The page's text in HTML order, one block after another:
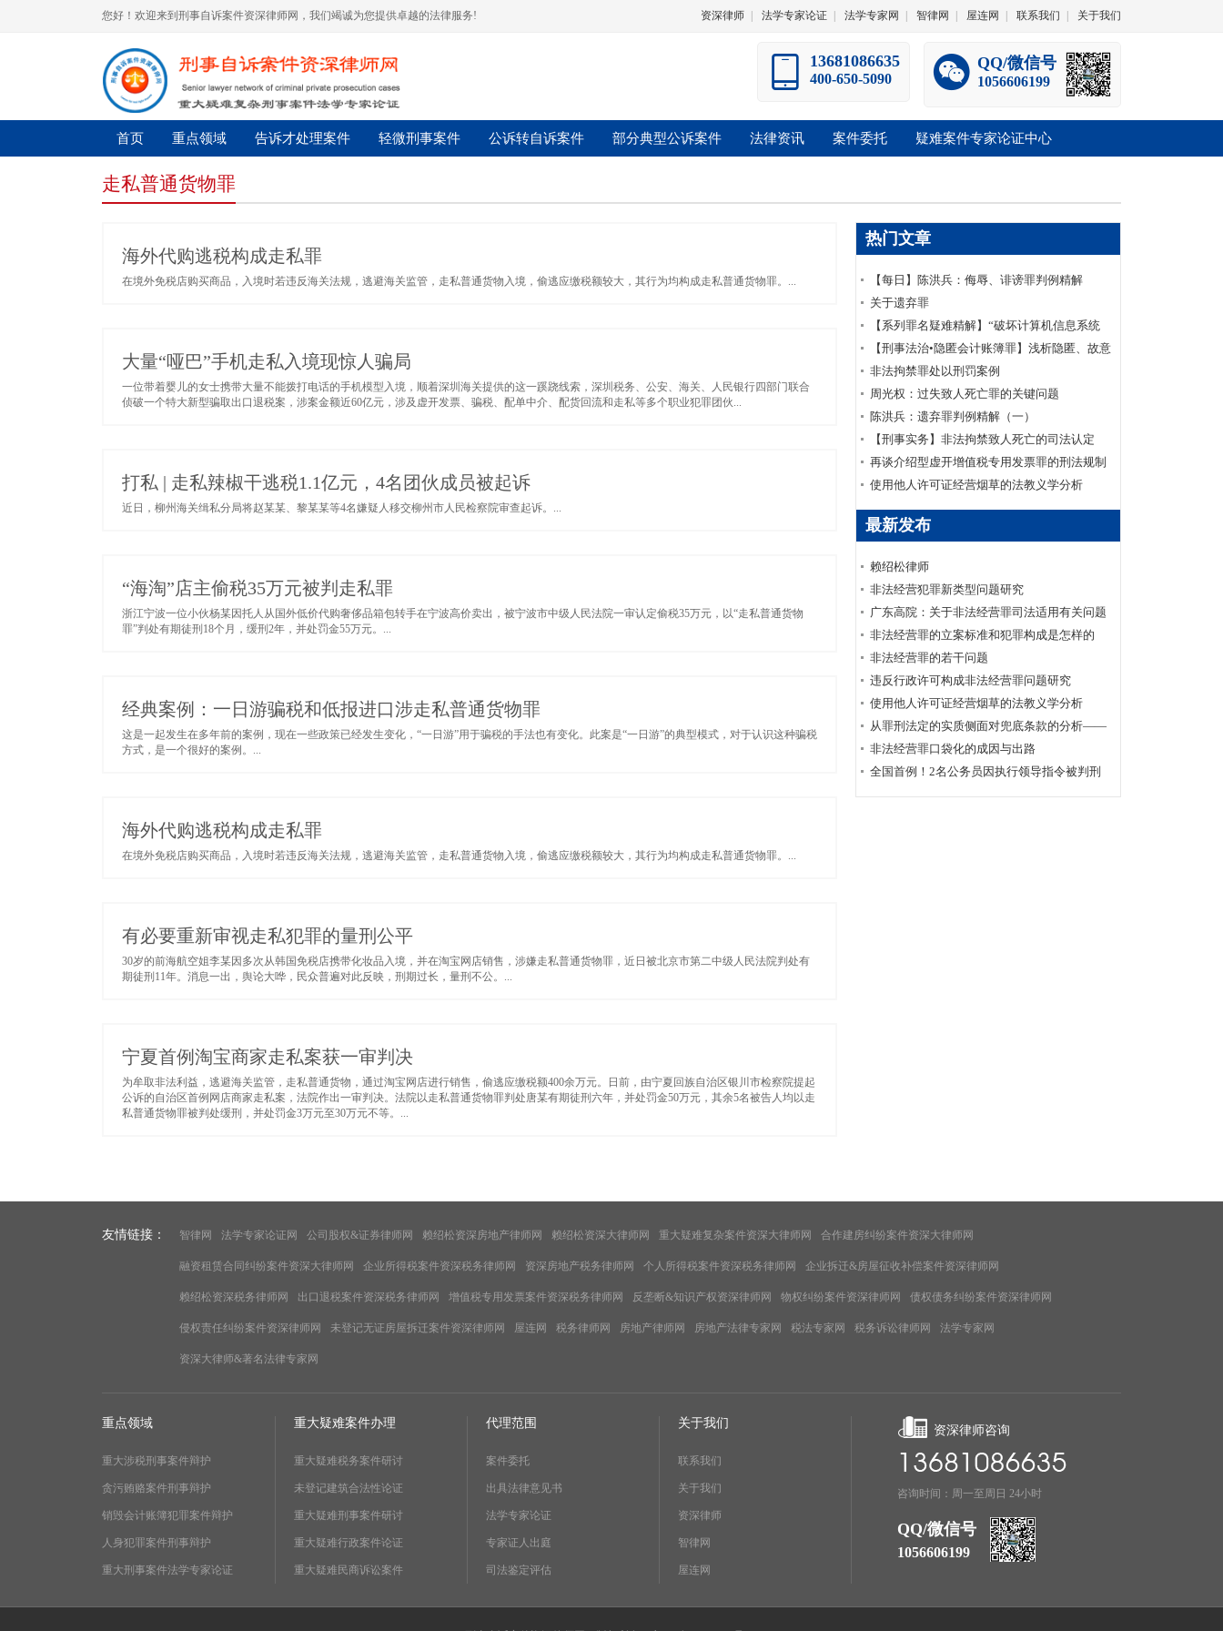
您好！欢迎来到刑事自诉案件资深律师网，我们竭诚为您提供卓越的法律服务! 资深律师 法学专家论证 法学专家网 智律网 屋连网 联系我们 关于我们
13681086635
400-650-5090
QQ/微信号
1056606199
首页 重点领域 告诉才处理案件 轻微刑事案件 公诉转自诉案件 部分典型公诉案件 法律资讯 案件委托 疑难案件专家论证中心
走私普通货物罪
海外代购逃税构成走私罪
在境外免税店购买商品，入境时若违反海关法规，逃避海关监管，走私普通货物入境，偷逃应缴税额较大，其行为均构成走私普通货物罪。...
大量“哑巴”手机走私入境现惊人骗局
一位带着婴儿的女士携带大量不能拨打电话的手机模型入境，顺着深圳海关提供的这一蹊跷线索，深圳税务、公安、海关、人民银行四部门联合
侦破一个特大新型骗取出口退税案，涉案金额近60亿元，涉及虚开发票、骗税、配单中介、配货回流和走私等多个职业犯罪团伙...
打私 | 走私辣椒干逃税1.1亿元，4名团伙成员被起诉
近日，柳州海关缉私分局将赵某某、黎某某等4名嫌疑人移交柳州市人民检察院审查起诉。...
“海淘”店主偷税35万元被判走私罪
浙江宁波一位小伙杨某因托人从国外低价代购奢侈品箱包转手在宁波高价卖出，被宁波市中级人民法院一审认定偷税35万元，以“走私普通货物
罪”判处有期徒刑18个月，缓刑2年，并处罚金55万元。...
经典案例：一日游骗税和低报进口涉走私普通货物罪
这是一起发生在多年前的案例，现在一些政策已经发生变化，“一日游”用于骗税的手法也有变化。此案是“一日游”的典型模式，对于认识这种骗税
方式，是一个很好的案例。...
海外代购逃税构成走私罪
在境外免税店购买商品，入境时若违反海关法规，逃避海关监管，走私普通货物入境，偷逃应缴税额较大，其行为均构成走私普通货物罪。...
有必要重新审视走私犯罪的量刑公平
30岁的前海航空姐李某因多次从韩国免税店携带化妆品入境，并在淘宝网店销售，涉嫌走私普通货物罪，近日被北京市第二中级人民法院判处有
期徒刑11年。消息一出，舆论大哗，民众普遍对此反映，刑期过长，量刑不公。...
宁夏首例淘宝商家走私案获一审判决
为牟取非法利益，逃避海关监管，走私普通货物，通过淘宝网店进行销售，偷逃应缴税额400余万元。日前，由宁夏回族自治区银川市检察院提起
公诉的自治区首例网店商家走私案，法院作出一审判决。法院以走私普通货物罪判处唐某有期徒刑六年，并处罚金50万元，其余5名被告人均以走
私普通货物罪被判处缓刑，并处罚金3万元至30万元不等。...
热门文章
【每日】陈洪兵：侮辱、诽谤罪判例精解
（一）
关于遗弃罪
【系列罪名疑难精解】“破坏计算机信息系统
罪”十五个常见疑难问题
【刑事法治•隐匿会计账簿罪】浅析隐匿、故意
销毁会计凭证罪之认定
非法拘禁罪处以刑罚案例
周光权：过失致人死亡罪的关键问题
陈洪兵：遗弃罪判例精解（一）
【刑事实务】非法拘禁致人死亡的司法认定
再谈介绍型虚开增值税专用发票罪的刑法规制
使用他人许可证经营烟草的法教义学分析
最新发布
赖绍松律师
非法经营犯罪新类型问题研究
广东高院：关于非法经营罪司法适用有关问题
的调研报告
非法经营罪的立案标准和犯罪构成是怎样的
非法经营罪的若干问题
违反行政许可构成非法经营罪问题研究
使用他人许可证经营烟草的法教义学分析
从罪刑法定的实质侧面对兜底条款的分析——
以非法经营罪为例
非法经营罪口袋化的成因与出路
全国首例！2名公务员因执行领导指令被判刑
友情链接： 智律网 法学专家论证网 公司股权&证券律师网 赖绍松资深房地产律师网 赖绍松资深大律师网 重大疑难复杂案件资深大律师网 合作建房纠纷案件资深大律师网
融资租赁合同纠纷案件资深大律师网 企业所得税案件资深税务律师网 资深房地产税务律师网 个人所得税案件资深税务律师网 企业拆迁&房屋征收补偿案件资深律师网
赖绍松资深税务律师网 出口退税案件资深税务律师网 增值税专用发票案件资深税务律师网 反垄断&知识产权资深律师网 物权纠纷案件资深律师网 债权债务纠纷案件资深律师网
侵权责任纠纷案件资深律师网 未登记无证房屋拆迁案件资深律师网 屋连网 税务律师网 房地产律师网 房地产法律专家网 税法专家网 税务诉讼律师网 法学专家网
资深大律师&著名法律专家网
重点领域
重大涉税刑事案件辩护
贪污贿赂案件刑事辩护
销毁会计账簿犯罪案件辩护
人身犯罪案件刑事辩护
重大刑事案件法学专家论证
重大疑难案件办理
重大疑难税务案件研讨
未登记建筑合法性论证
重大疑难刑事案件研讨
重大疑难行政案件论证
重大疑难民商诉讼案件
代理范围
案件委托
出具法律意见书
法学专家论证
专家证人出庭
司法鉴定评估
关于我们
联系我们
关于我们
资深律师
智律网
屋连网
资深律师咨询
咨询时间：周一至周日 24小时
QQ/微信号
1056606199